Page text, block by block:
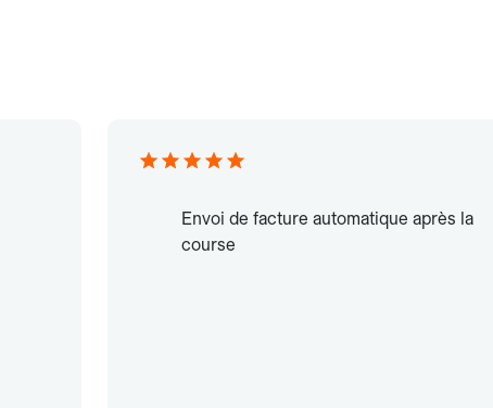
Envoi de facture automatique après la
course